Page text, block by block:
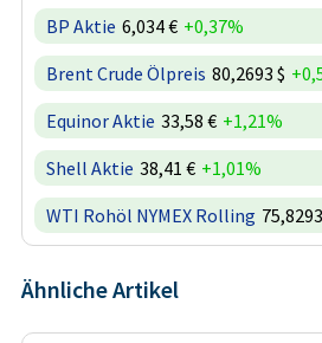
BP Aktie 6,034 € +0,37%
Brent Crude Ölpreis 80,2693 $
Equinor Aktie 33,58 € +1,21%
Shell Aktie 38,41 € +1,01%
WTI Rohöl NYMEX Rolling
Ähnliche Artikel